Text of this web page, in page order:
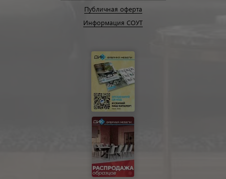
Публичная оферта
Информация СОУТ